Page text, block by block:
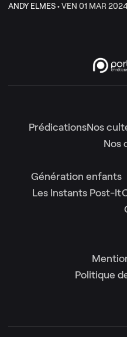
ANDY ELMES •VEN 01 MAR
PrédicationsNos
Nos
Génération enfants
Les Instants Post-It
Politique